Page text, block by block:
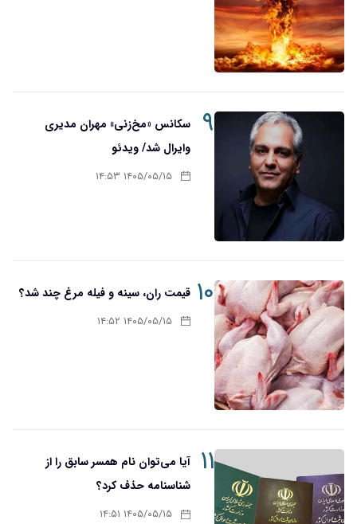
۹
سکانس «مخ‌زنی» مهران مدیری
وایرال شد/ ویدئو
۱۴۰۵/۰۵/۱۵ ۱۴:۵۳
۱۰ قیمت ران، سینه و فیله مرغ چند شد؟
۱۴۰۵/۰۵/۱۵ ۱۴:۵۲
۱۱
آیا می‌توان نام همسر سابق را از
شناسنامه حذف کرد؟
۱۴۰۵/۰۵/۱۵ ۱۴:۵۱